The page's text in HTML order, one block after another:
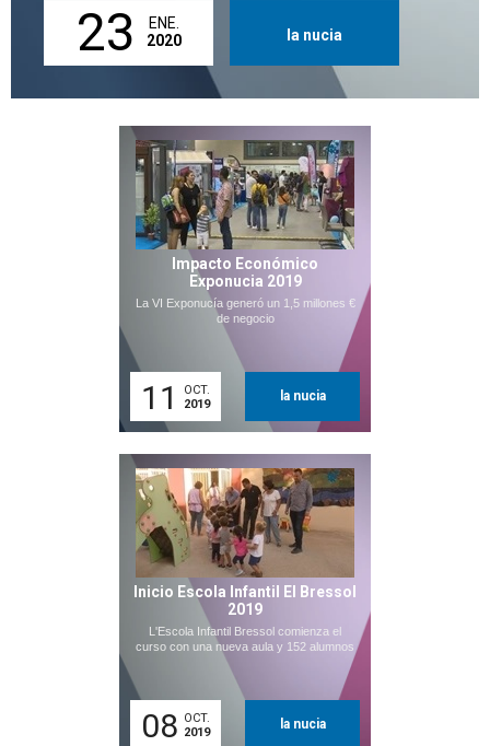
23
ENE.
2020
la nucia
Impacto Económico
Exponucia 2019
La VI Exponucía generó un 1,5 millones €
de negocio
11
OCT.
2019
la nucia
Inicio Escola Infantil El Bressol
2019
L'Escola Infantil Bressol comienza el
curso con una nueva aula y 152 alumnos
08 OCT.
2019
la nucia